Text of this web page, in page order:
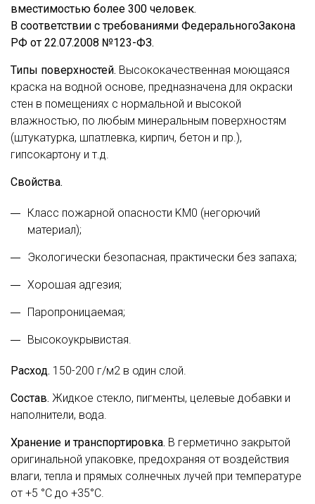
вместимостью более 300 человек.
В соответствии с требованиями ФедеральногоЗакона
РФ от 22.07.2008 №123-ФЗ.
Типы поверхностей. Высококачественная моющаяся
краска на водной основе, предназначена для окраски
стен в помещениях с нормальной и высокой
влажностью, по любым минеральным поверхностям
(штукатурка, шпатлевка, кирпич, бетон и пр.),
гипсокартону и т.д.
Свойства.
Класс пожарной опасности KM0 (негорючий
материал);
Экологически безопасная, практически без запаха;
Хорошая адгезия;
Паропроницаемая;
Высокоукрывистая.
Расход. 150-200 г/м2 в один слой.
Состав. Жидкое стекло, пигменты, целевые добавки и
наполнители, вода.
Хранение и транспортировка. В герметично закрытой
оригинальной упаковке, предохраняя от воздействия
влаги, тепла и прямых солнечных лучей при температуре
от +5 °С до +35°С.